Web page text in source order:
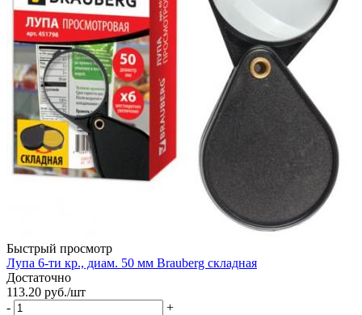
Быстрый просмотр
Лупа 6-ти кр., диам. 50 мм Brauberg складная
Достаточно
113.20 руб./шт
-
+